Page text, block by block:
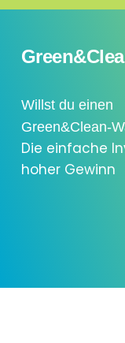
Willst du einen
Green&Clean-
Die einfache
hoher Gewinn